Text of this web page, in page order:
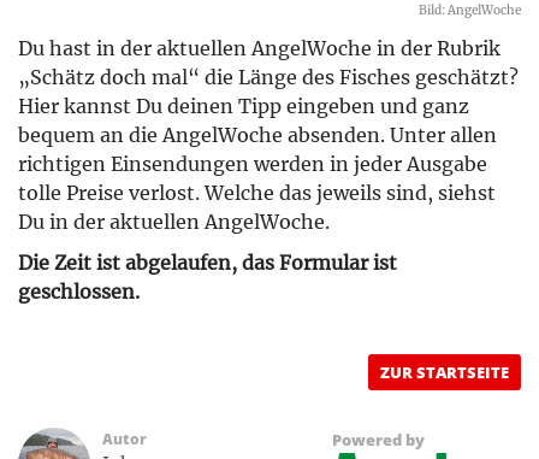
Bild: AngelWoche
Du hast in der aktuellen AngelWoche in der Rubrik
„Schätz doch mal“ die Länge des Fisches geschätzt?
Hier kannst Du deinen Tipp eingeben und ganz
bequem an die AngelWoche absenden. Unter allen
richtigen Einsendungen werden in jeder Ausgabe
tolle Preise verlost. Welche das jeweils sind, siehst
Du in der aktuellen AngelWoche.
Die Zeit ist abgelaufen, das Formular ist
geschlossen.
ZUR STARTSEITE
Autor Powered by